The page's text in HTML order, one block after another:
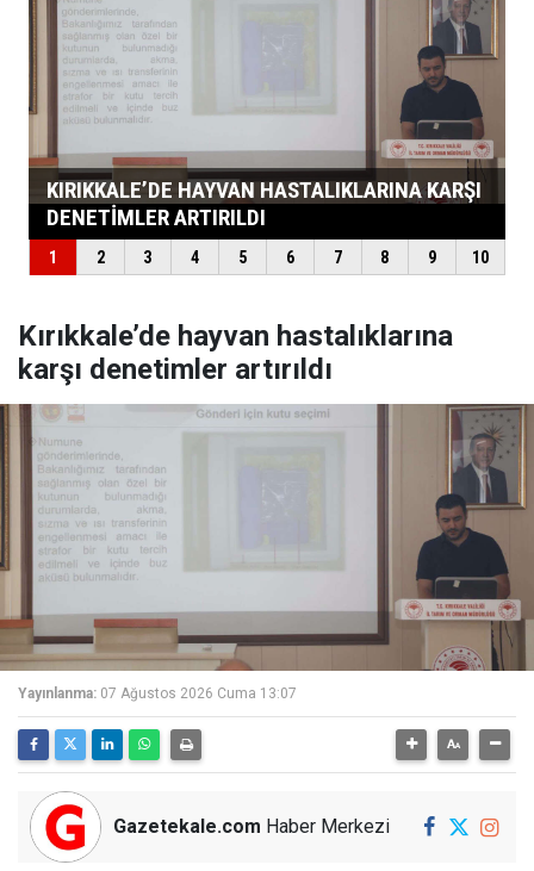
Kırıkkale’de hayvan hastalıklarına
karşı denetimler artırıldı
Yayınlanma: 07 Ağustos 2026 Cuma 13:07
Gazetekale.com Haber Merkezi